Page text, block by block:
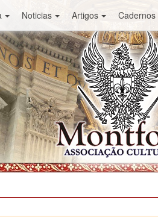
Noticias Artigos Cadernos